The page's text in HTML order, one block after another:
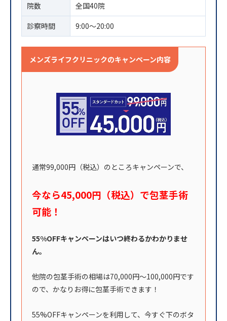
院数
全国40院
診察時間
9:00〜20:00
メンズライフクリニックのキャンペーン内容
通常99,000円（税込）のところキャンペーンで、
今なら45,000円（税込）で包茎手術
可能！
55%OFFキャンペーンはいつ終わるかわかりませ
ん。
他院の包茎手術の相場は70,000円〜100,000円です
ので、かなりお得に包茎手術できます！
55%OFFキャンペーンを利用して、今すぐ下のボタ